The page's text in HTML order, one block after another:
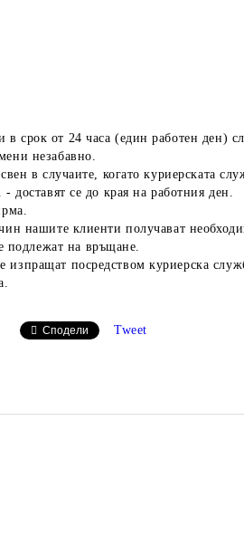
от 24 часа (един работен ден)
незабавно.
в случаите, когато куриерската
доставят се до края на работния ден.
нашите клиенти получават
подлежат на връщане.
посредством куриерска
Сподели Tweet